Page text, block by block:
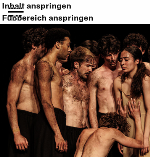
Inhalt anspringen
Fußbereich anspringen